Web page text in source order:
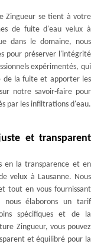
Zingueur se tient à votre
de fuite d'eau velux à
dans le domaine, nous
pour préserver l'intégrité
expérimentés, qui
de la fuite et apporter les
notre savoir-faire pour
par les infiltrations d'eau.
et transparent
en la transparence et en
velux à Lausanne. Nous
tout en vous fournissant
nous élaborons un tarif
spécifiques et de la
Zingueur, vous pouvez
et équilibré pour la